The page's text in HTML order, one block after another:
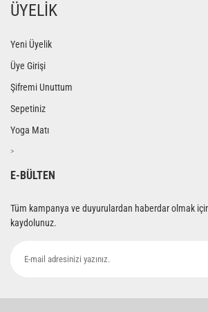
ÜYELİK
Yeni Üyelik
Üye Girişi
Şifremi Unuttum
Sepetiniz
Yoga Matı
>
E-BÜLTEN
Tüm kampanya ve duyurulardan haberdar olmak
kaydolunuz.